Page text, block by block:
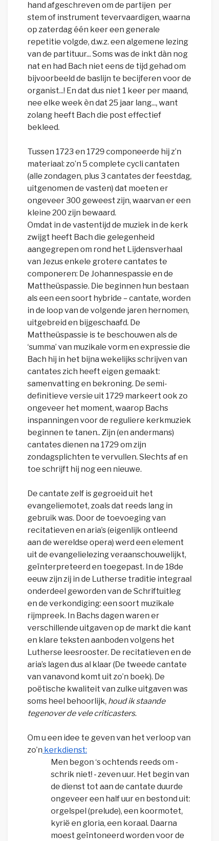
hand afgeschreven om de partijen per
stem of instrument tevervaardigen, waarna
op zaterdag één keer een generale
repetitie volgde, d.w.z. een algemene lezing
van de partituur... Soms was de inkt dàn nog
nat en had Bach niet eens de tijd gehad om
bijvoorbeeld de baslijn te becijferen voor de
organist...! En dat dus niet 1 keer per maand,
nee elke week èn dat 25 jaar lang..., want
zolang heeft Bach die post effectief
bekleed.
Tussen 1723 en 1729 componeerde hij z’n
materiaal: zo’n 5 complete cycli cantaten
(alle zondagen, plus 3 cantates der feestdag,
uitgenomen de vasten) dat moeten er
ongeveer 300 geweest zijn, waarvan er een
kleine 200 zijn bewaard.
Omdat in de vastentijd de muziek in de kerk
zwijgt heeft Bach die gelegenheid
aangegrepen om rond het Lijdensverhaal
van Jezus enkele grotere cantates te
componeren: De Johannespassie en de
Mattheüspassie. Die beginnen hun bestaan
als een een soort hybride – cantate, worden
in de loop van de volgende jaren hernomen,
uitgebreid en bijgeschaafd. De
Mattheüspassie is te beschouwen als de
‘summa’ van muzikale vorm en expressie die
Bach hij in het bijna wekelijks schrijven van
cantates zich heeft eigen gemaakt:
samenvatting en bekroning. De semi-
definitieve versie uit 1729 markeert ook zo
ongeveer het moment, waarop Bachs
inspanningen voor de reguliere kerkmuziek
beginnen te tanen.. Zijn (en andermans)
cantates dienen na 1729 om zijn
zondagsplichten te vervullen. Slechts af en
toe schrijft hij nog een nieuwe.
De cantate zelf is gegroeid uit het
evangeliemotet, zoals dat reeds lang in
gebruik was. Door de toevoeging van
recitatieven en aria’s (eigenlijk ontleend
aan de wereldse opera) werd een element
uit de evangelielezing veraanschouwelijkt,
geïnterpreteerd en toegepast. In de 18de
eeuw zijn zij in de Lutherse traditie integraal
onderdeel geworden van de Schriftuitleg
en de verkondiging: een soort muzikale
rijmpreek. In Bachs dagen waren er
verschillende uitgaven op de markt die kant
en klare teksten aanboden volgens het
Lutherse leesrooster. De recitatieven en de
aria’s lagen dus al klaar (De tweede cantate
van vanavond komt uit zo’n boek). De
poëtische kwaliteit van zulke uitgaven was
soms heel behoorlijk, houd ik staande
tegenover de vele criticasters.
Om u een idee te geven van het verloop van
zo’n kerkdienst:
Men begon ‘s ochtends reeds om ‑
schrik niet! ‑ zeven uur. Het begin van
de dienst tot aan de cantate duurde
ongeveer een half uur en bestond uit:
orgelspel (prelude), een koormotet,
kyrië en gloria, een koraal. Daarna
moest geïntoneerd worden voor de